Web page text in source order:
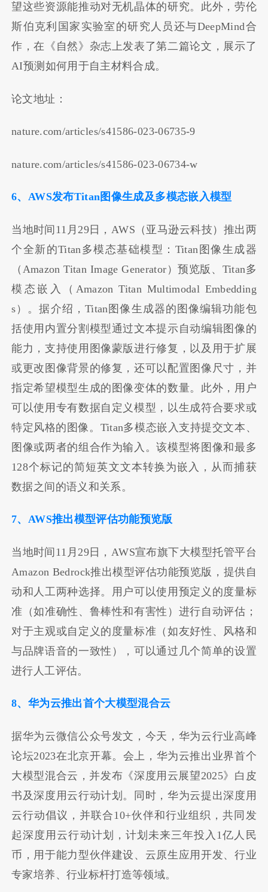
望这些资源能推动对无机晶体的研究。此外，劳伦
斯伯克利国家实验室的研究人员还与DeepMind合
作，在《自然》杂志上发表了第二篇论文，展示了
AI预测如何用于自主材料合成。
论文地址：
nature.com/articles/s41586-023-06735-9
nature.com/articles/s41586-023-06734-w
6、AWS发布Titan图像生成及多模态嵌入模型
当地时间11月29日，AWS（亚马逊云科技）推出两
个全新的Titan多模态基础模型：Titan图像生成器
（Amazon Titan Image Generator）预览版、Titan多
模态嵌入（Amazon Titan Multimodal Embedding
s）。据介绍，Titan图像生成器的图像编辑功能包
括使用内置分割模型通过文本提示自动编辑图像的
能力，支持使用图像蒙版进行修复，以及用于扩展
或更改图像背景的修复，还可以配置图像尺寸，并
指定希望模型生成的图像变体的数量。此外，用户
可以使用专有数据自定义模型，以生成符合要求或
特定风格的图像。Titan多模态嵌入支持提交文本、
图像或两者的组合作为输入。该模型将图像和最多
128个标记的简短英文文本转换为嵌入，从而捕获
数据之间的语义和关系。
7、AWS推出模型评估功能预览版
当地时间11月29日，AWS宣布旗下大模型托管平台
Amazon Bedrock推出模型评估功能预览版，提供自
动和人工两种选择。用户可以使用预定义的度量标
准（如准确性、鲁棒性和有害性）进行自动评估；
对于主观或自定义的度量标准（如友好性、风格和
与品牌语音的一致性），可以通过几个简单的设置
进行人工评估。
8、华为云推出首个大模型混合云
据华为云微信公众号发文，今天，华为云行业高峰
论坛2023在北京开幕。会上，华为云推出业界首个
大模型混合云，并发布《深度用云展望2025》白皮
书及深度用云行动计划。同时，华为云提出深度用
云行动倡议，并联合10+伙伴和行业组织，共同发
起深度用云行动计划，计划未来三年投入1亿人民
币，用于能力型伙伴建设、云原生应用开发、行业
专家培养、行业标杆打造等领域。